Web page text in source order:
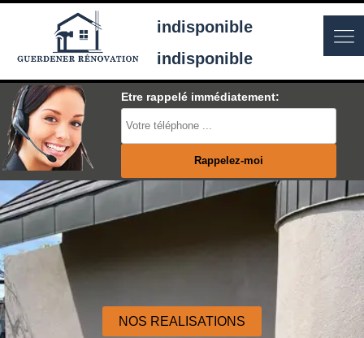
indisponible
indisponible
Etre rappelé immédiatement:
NOS REALISATIONS